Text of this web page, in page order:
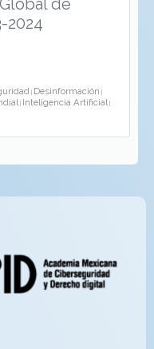
2024
| Desinformación |
| Inteligencia Artificial |